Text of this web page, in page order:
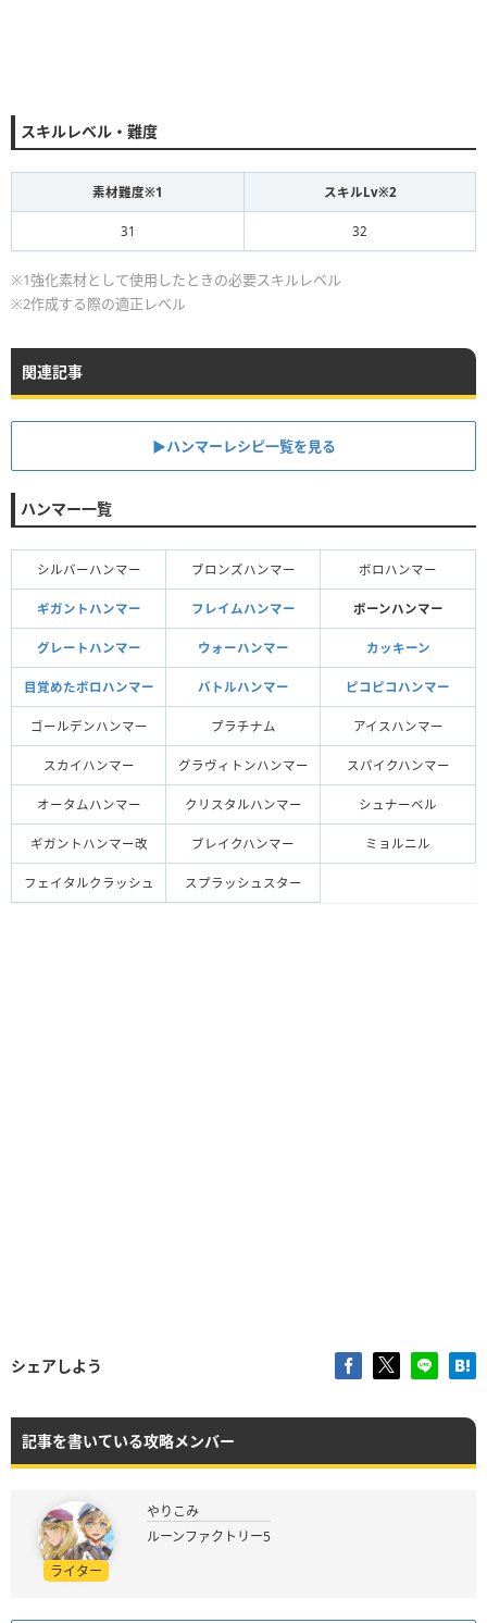
スキルレベル・難度
素材難度※1 スキルLv※2
31 32
※1強化素材として使用したときの必要スキルレベル
※2作成する際の適正レベル
関連記事
▶ハンマーレシピ一覧を見る
ハンマー一覧
シルバーハンマー ブロンズハンマー ボロハンマー
ギガントハンマー フレイムハンマー ボーンハンマー
グレートハンマー ウォーハンマー カッキーン
目覚めたボロハンマー バトルハンマー ピコピコハンマー
ゴールデンハンマー プラチナム アイスハンマー
スカイハンマー グラヴィトンハンマー スパイクハンマー
オータムハンマー クリスタルハンマー シュナーベル
ギガントハンマー改 ブレイクハンマー ミョルニル
フェイタルクラッシュ スプラッシュスター
シェアしよう
記事を書いている攻略メンバー
ライター
やりこみ
ルーンファクトリー5